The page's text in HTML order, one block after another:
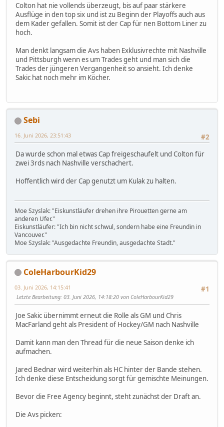
Colton hat nie vollends überzeugt, bis auf paar stärkere
Ausflüge in den top six und ist zu Beginn der Playoffs auch aus
dem Kader gefallen. Somit ist der Cap für nen Bottom Liner zu
hoch.
Man denkt langsam die Avs haben Exklusivrechte mit Nashville
und Pittsburgh wenn es um Trades geht und man sich die
Trades der jüngeren Vergangenheit so ansieht. Ich denke
Sakic hat noch mehr im Köcher.
Sebi
#2
16. Juni 2026, 23:51:43
Da wurde schon mal etwas Cap freigeschaufelt und Colton für
zwei 3rds nach Nashville verschachert.
Hoffentlich wird der Cap genutzt um Kulak zu halten.
Moe Szyslak: "Eiskunstläufer drehen ihre Pirouetten gerne am
anderen Ufer."
Eiskunstläufer: "Ich bin nicht schwul, sondern habe eine Freundin in
Vancouver."
Moe Szyslak: "Ausgedachte Freundin, ausgedachte Stadt."
ColeHarbourKid29
#1
03. Juni 2026, 14:15:41
Letzte Bearbeitung: 03. Juni 2026, 14:18:20 von ColeHarbourKid29
Joe Sakic übernimmt erneut die Rolle als GM und Chris
MacFarland geht als President of Hockey/GM nach Nashville
Damit kann man den Thread für die neue Saison denke ich
aufmachen.
Jared Bednar wird weiterhin als HC hinter der Bande stehen.
Ich denke diese Entscheidung sorgt für gemischte Meinungen.
Bevor die Free Agency beginnt, steht zunächst der Draft an.
Die Avs picken: